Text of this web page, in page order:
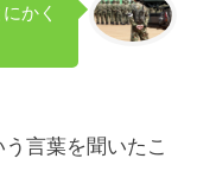
かく
う言葉を聞いたこ